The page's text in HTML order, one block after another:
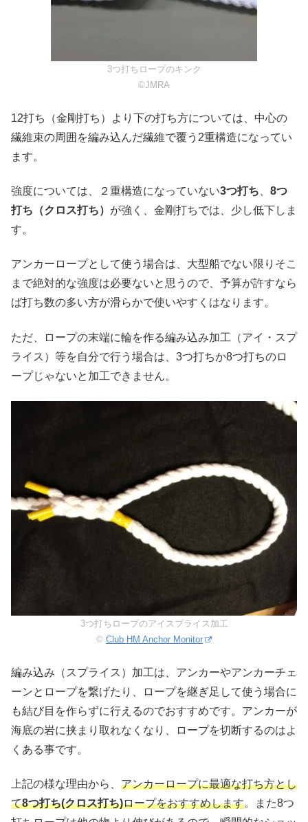
3つ打ちロープのキンク
©JMRA
12打ち（金剛打ち）より下の打ち方については、中心の
繊維束の周囲を編み込んだ繊維で覆う2重構造になってい
ます。
強度については、２重構造になっていない3つ打ち
8つ
打ち（クロス打ち） が強く、金剛打ちでは、少し低下しま
す。
アンカーロープとして使う場合は、大型船でない限りそこ
まで絶対的な強度は必要ないと思うので、予算が許すなら
ば打ち数の多い方が滑らかで使いやすくはなります。
ただ、ロープの末端に輪を作る編み込み加工（アイ・スプ
ライス）等を自分で行う場合は、3つ打ちか8つ打ちのロ
ープじゃないと加工できません。
3つ打ちロープのアイスプライス加工
© Club HM Anchor Monitor
編み込み（スプライス）加工は、アンカーやアンカーチェ
ーンとロープを繋げたり、ロープを継ぎ足して使う場合に
も結び目を作らずに行えるのでおすすめです。アンカーが
海底の岩に挟まり取れなくなり、ロープを切断するのはよ
くある事です。
上記の様な理由から、 アンカーロープに最適な打ち方とし
て8つ打ち(クロス打ち)ロープをおすすめします。また8つ